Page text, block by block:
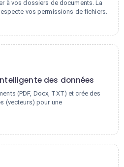
à vos dossiers de documents. La
vos permissions de fichiers.
des données
(PDF, Docx, TXT) et crée des
(vecteurs) pour une